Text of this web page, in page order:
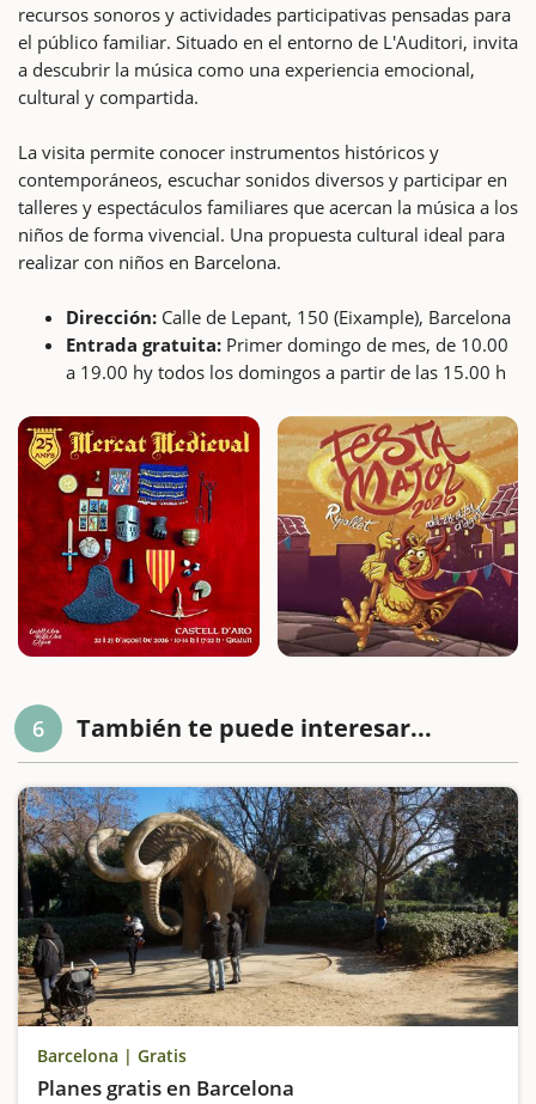
recursos sonoros y actividades participativas pensadas para
el público familiar. Situado en el entorno de L'Auditori, invita
a descubrir la música como una experiencia emocional,
cultural y compartida.
La visita permite conocer instrumentos históricos y
contemporáneos, escuchar sonidos diversos y participar en
talleres y espectáculos familiares que acercan la música a los
niños de forma vivencial. Una propuesta cultural ideal para
realizar con niños en Barcelona.
Dirección: Calle de Lepant, 150 (Eixample), Barcelona
Entrada gratuita: Primer domingo de mes, de 10.00
a 19.00 hy todos los domingos a partir de las 15.00 h
6 También te puede interesar...
Barcelona | Gratis
Planes gratis en Barcelona